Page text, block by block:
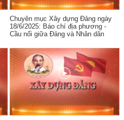
Chuyên mục Xây dựng Đảng ngày
18/6/2025: Báo chí địa phương -
Cầu nối giữa Đảng và Nhân dân